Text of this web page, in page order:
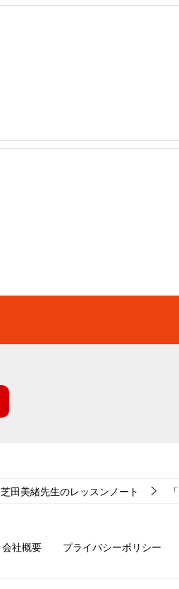
芝田美緒先生のレッスンノート
会社概要 プライバシーポリシー